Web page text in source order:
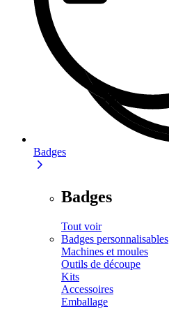
Badges
Badges
Tout voir
Badges personnalisables
Machines et moules
Outils de découpe
Kits
Accessoires
Emballage